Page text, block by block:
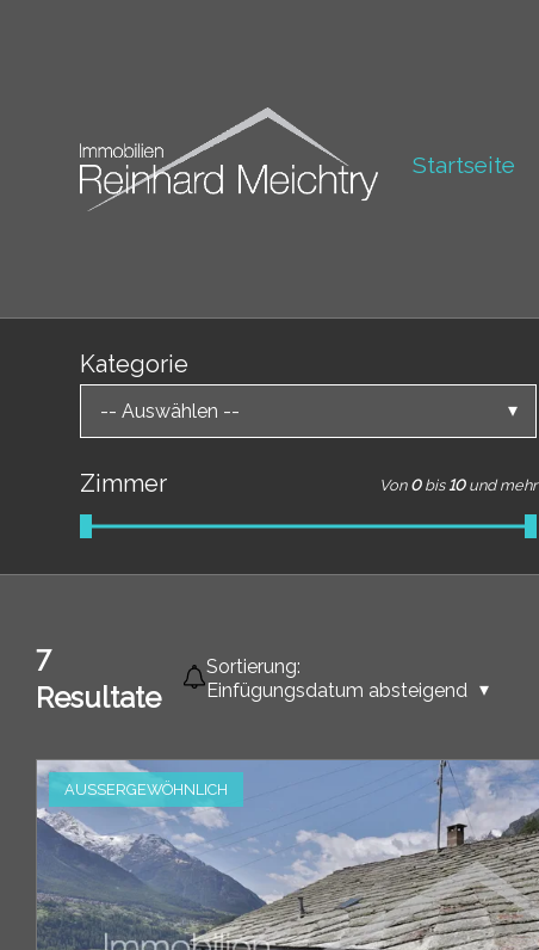
Startseite
Kategorie
-- Auswählen --
Zimmer Von 0 bis 10 und mehr
7
Resultate
Sortierung:
Einfügungsdatum absteigend
AUSSERGEWÖHNLICH